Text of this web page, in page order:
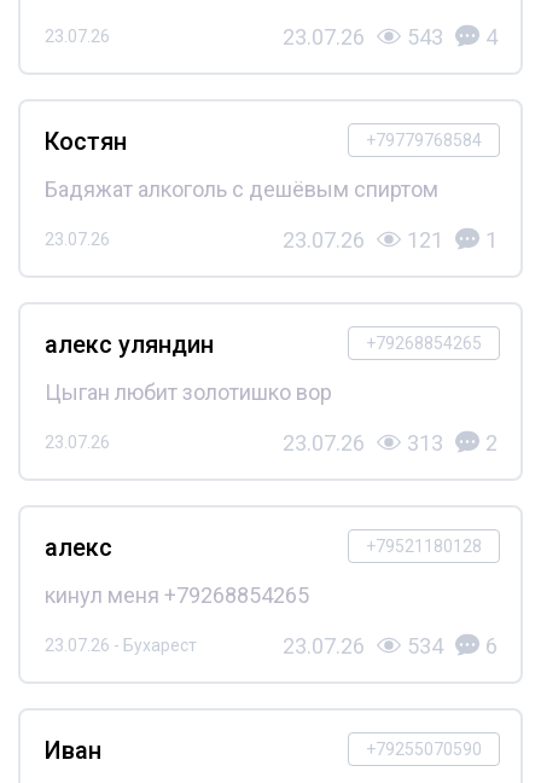
23.07.26 23.07.26 543 4
+79779768584
Костян
Бадяжат алкоголь с дешёвым спиртом
23.07.26 23.07.26 121 1
+79268854265
алекс уляндин
Цыган любит золотишко вор
23.07.26 23.07.26 313 2
+79521180128
алекс
кинул меня +79268854265
23.07.26 - Бухарест 23.07.26 534 6
+79255070590
Иван